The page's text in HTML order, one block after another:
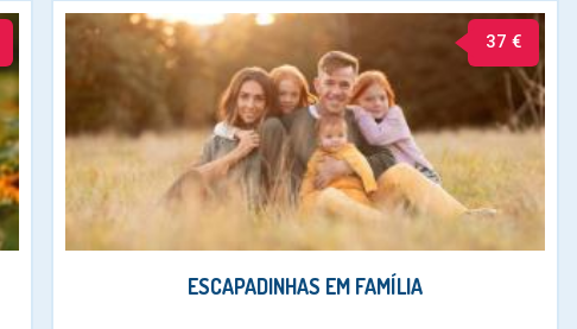
37 €
ESCAPADINHAS EM FAMÍLIA